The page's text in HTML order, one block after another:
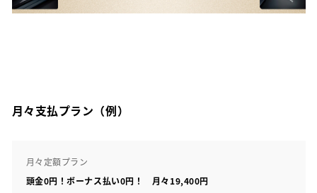
月々支払プラン（例）
月々定額プラン
頭金0円！ボーナス払い0円！ 月々19,400円